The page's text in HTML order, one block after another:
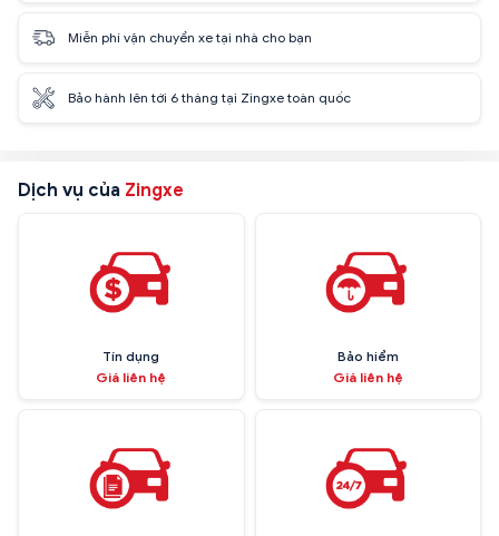
Miễn phí vận chuyển xe tại nhà cho bạn
Bảo hành lên tới 6 tháng tại Zingxe toàn quốc
Dịch vụ của Zingxe
Tín dụng
Giá liên hệ
Bảo hiểm
Giá liên hệ